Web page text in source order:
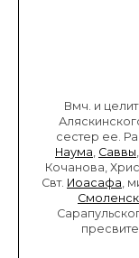
Вмч. и
сестер ее.
Наума, Саввы,
Кочанова,
Свт. Иоасафа,